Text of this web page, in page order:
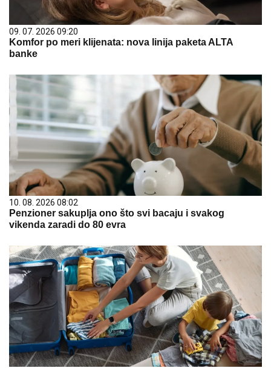
09. 07. 2026 09:20
Komfor po meri klijenata: nova linija paketa ALTA
banke
10. 08. 2026 08:02
Penzioner sakuplja ono što svi bacaju i svakog
vikenda zaradi do 80 evra